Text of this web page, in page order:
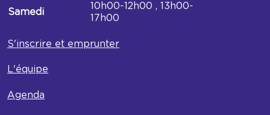
Samedi
10h00-12h00 , 13h00-
17h00
S'inscrire et emprunter
L'équipe
Agenda